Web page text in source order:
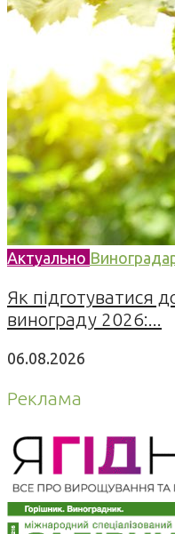
Актуально
Як підготуватися
винограду 2026:...
06.08.2026
Реклама